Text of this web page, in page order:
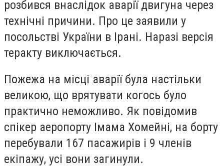
розбився внаслідок аварії двигуна через
технічні причини. Про це заявили у
посольстві України в Ірані. Наразі версія
теракту виключається.
Пожежа на місці аварії була настільки
великою, що врятувати когось було
практично неможливо. Як повідомив
спікер аеропорту Імама Хомейні, на борту
перебували 167 пасажирів і 9 членів
екіпажу, усі вони загинули.